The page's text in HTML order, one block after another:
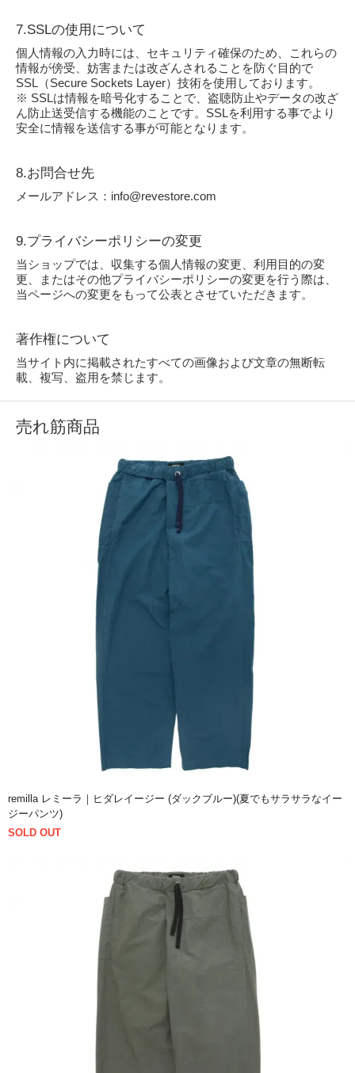
7.SSLの使用について
個人情報の入力時には、セキュリティ確保のため、これらの
情報が傍受、妨害または改ざんされることを防ぐ目的で
SSL（Secure Sockets Layer）技術を使用しております。
※ SSLは情報を暗号化することで、盗聴防止やデータの改ざ
ん防止送受信する機能のことです。SSLを利用する事でより
安全に情報を送信する事が可能となります。
8.お問合せ先
メールアドレス：info@revestore.com
9.プライバシーポリシーの変更
当ショップでは、収集する個人情報の変更、利用目的の変
更、またはその他プライバシーポリシーの変更を行う際は、
当ページへの変更をもって公表とさせていただきます。
著作権について
当サイト内に掲載されたすべての画像および文章の無断転
載、複写、盗用を禁じます。
売れ筋商品
remilla レミーラ｜ヒダレイージー (ダックブルー)(夏でもサラサラなイー
ジーパンツ)
SOLD OUT